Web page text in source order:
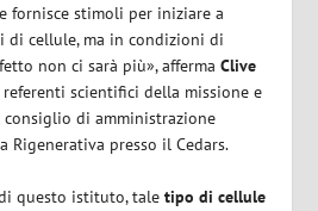
fornisce stimoli per iniziare a
cellule, ma in condizioni di
non ci sarà più», affermaClive
scientifici della missione e
di amministrazione
Rigenerativa presso il Cedars.
questo istituto, taletipo di cellule